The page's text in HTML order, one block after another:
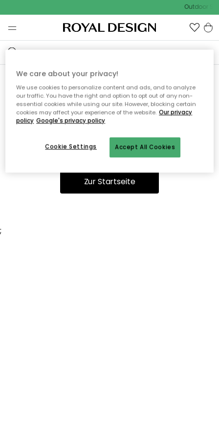
Outdoor
Ooops, die Seite wurde nicht
gefunden.
Sie können auf unserer Startseiteweiter navigieren.
Zur Startseite
;
We care about your privacy!
We use cookies to personalize content and ads, and to analyze
our traffic. You have the right and option to opt out of any non-
essential cookies while using our site. However, blocking certain
cookies may affect your experience of the website. Our privacy
policy Google's privacy policy
Accept All Cookies
Cookie Settings